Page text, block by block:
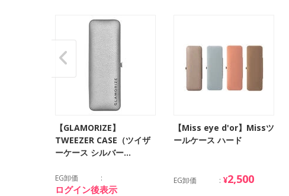
【GLAMORIZE】
TWEEZER CASE（ツイザ
ーケース シルバー…
EG卸価
ログイン後表示
【Miss eye d'or】Missツ
ールケース ハード
EG卸価 ¥2,500